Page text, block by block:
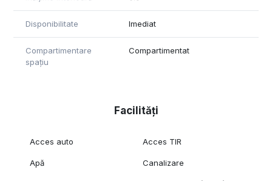
Disponibilitate Imediat
Compartimentare
spațiu
Compartimentat
Facilități
Acces auto Acces TIR
Apă Canalizare